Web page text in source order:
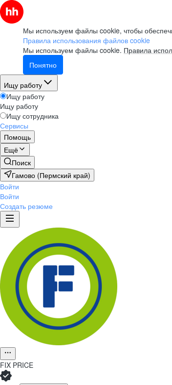
Мы используем файлы cookie, чтобы
Правила использования файлов cookie
Мы используем файлы cookie. Правила
Понятно
Ищу работу
Ищу работу
Ищу работу
Ищу сотрудника
Сервисы
Помощь
Ещё
Поиск
Гамово (Пермский край)
Войти
Войти
Создать резюме
FIX PRICE
Команда